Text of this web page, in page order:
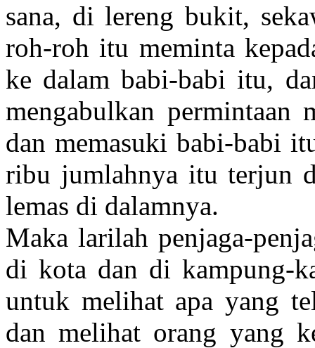
sana, di lereng bukit,
roh-roh itu meminta
ke dalam babi-babi itu,
mengabulkan
dan memasuki babi-babi
ribu jumlahnya itu terjun
lemas di dalamnya.
Maka larilah penjaga-
di kota dan di kampung-
untuk melihat apa yang
dan melihat orang yang